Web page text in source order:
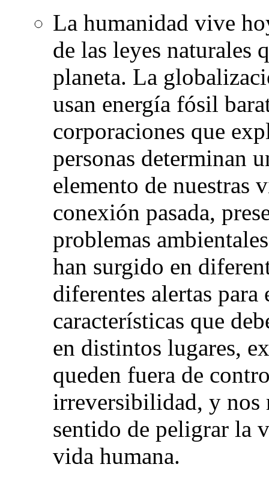
La humanidad vive
de las leyes naturales
planeta. La
usan energía fósil
corporaciones que
personas determinan
elemento de nuestras
conexión pasada,
problemas
han surgido en
diferentes alertas
características que
en distintos lugares,
queden fuera de
irreversibilidad, y nos
sentido de peligrar la
vida humana.